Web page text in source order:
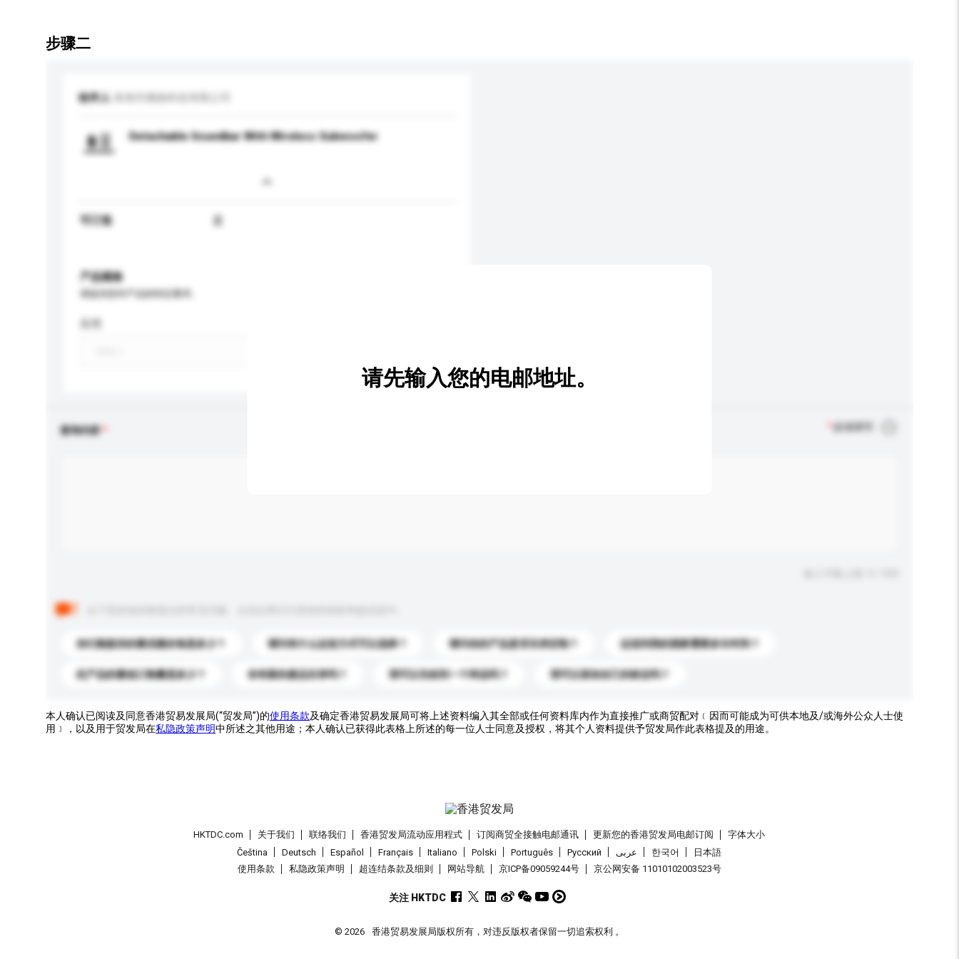
步骤二
收件人
Detachable Soundbar With Wireless Subwoofer
可订造 是
产品规格
查询内容 必须填写
你们能提供的最优惠价格是多少？ 请问有什么运送方式可以选择？ 请问你的产品是否支持定制？ 运送到我的国家需要多长时间？
此产品的最低订购量是多少？ 你有新的產品目录吗？ 我可以先收到一个样品吗？ 我可以添加自己的标志吗？
请先输入您的电邮地址。
本人确认已阅读及同意香港贸易发展局(“贸发局”)的使用条款及确定香港贸易发展局可将上述资料编入其全部或任何资料库内作为直接推广或商贸配对﹝因而可能成为可供本地及/或海外公众人士使
用﹞，以及用于贸发局在私隐政策声明中所述之其他用途；本人确认已获得此表格上所述的每一位人士同意及授权，将其个人资料提供予贸发局作此表格提及的用途。
HKTDC.com 关于我们 联络我们 香港贸发局流动应用程式 订阅商贸全接触电邮通讯 更新您的香港贸发局电邮订阅
字体大小
Čeština
Deutsch Español Français Italiano Polski Português Pусский عربى 한국어
日本語
使用条款
私隐政策声明 超连结条款及细则 网站导航 京ICP备09059244号 京公网安备 11010102003523号
关注 HKTDC
© 2026 香港贸易发展局版权所有，对违反版权者保留一切追索权利 。